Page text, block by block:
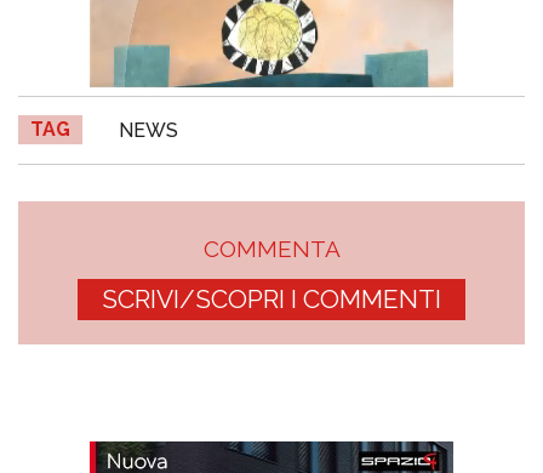
TAG NEWS
COMMENTA
SCRIVI/SCOPRI I COMMENTI